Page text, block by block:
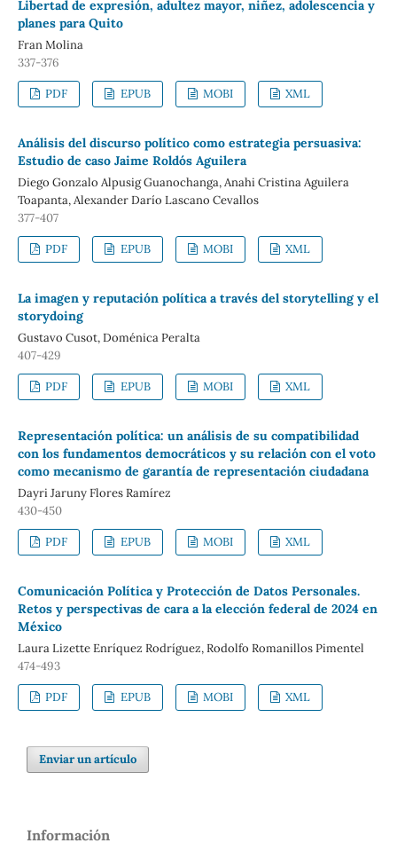
Libertad de expresión, adultez mayor, niñez, adolescencia y
planes para Quito
Fran Molina
337-376
PDF EPUB MOBI XML
Análisis del discurso político como estrategia persuasiva:
Estudio de caso Jaime Roldós Aguilera
Diego Gonzalo Alpusig Guanochanga, Anahi Cristina Aguilera
Toapanta, Alexander Darío Lascano Cevallos
377-407
PDF EPUB MOBI XML
La imagen y reputación política a través del storytelling y el
storydoing
Gustavo Cusot, Doménica Peralta
407-429
PDF EPUB MOBI XML
Representación política: un análisis de su compatibilidad
con los fundamentos democráticos y su relación con el voto
como mecanismo de garantía de representación ciudadana
Dayri Jaruny Flores Ramírez
430-450
PDF EPUB MOBI XML
Comunicación Política y Protección de Datos Personales.
Retos y perspectivas de cara a la elección federal de 2024 en
México
Laura Lizette Enríquez Rodríguez, Rodolfo Romanillos Pimentel
474-493
PDF EPUB MOBI XML
Enviar un artículo
Información